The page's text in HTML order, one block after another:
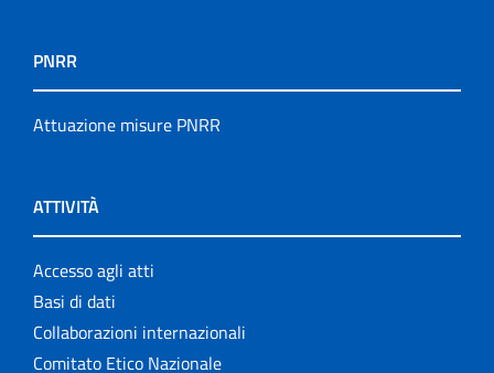
PNRR
Attuazione misure PNRR
ATTIVITÀ
Accesso agli atti
Basi di dati
Collaborazioni internazionali
Comitato Etico Nazionale